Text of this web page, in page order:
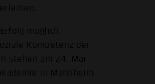
möglich.
Kompetenz der
stehen am 24. Mai
in Mannheim.